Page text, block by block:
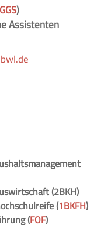
)
Assistenten
(2BKH)
(1BKFH)
(FOF)